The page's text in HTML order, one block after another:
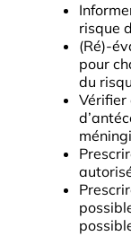
risque
(Ré)-
pour
du
Vérifier